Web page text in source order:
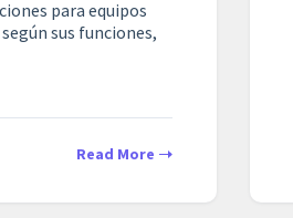
para equipos
sus funciones,
Read More